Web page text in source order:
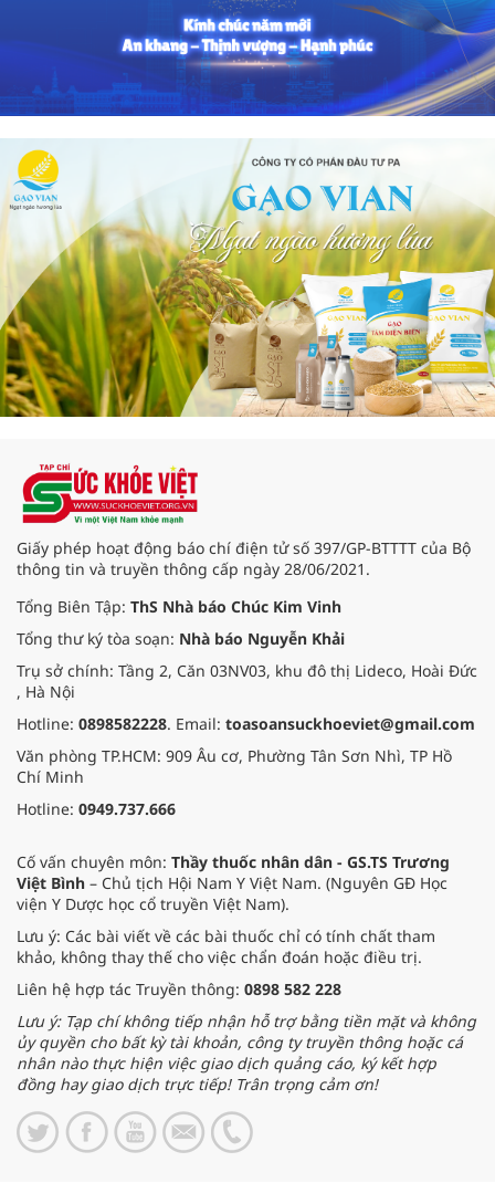
Giấy phép hoạt động báo chí điện tử số 397/GP-BTTTT của Bộ
thông tin và truyền thông cấp ngày 28/06/2021.
Tổng Biên Tập: ThS Nhà báo Chúc Kim Vinh
Tổng thư ký tòa soạn: Nhà báo Nguyễn Khải
Trụ sở chính: Tầng 2, Căn 03NV03, khu đô thị Lideco, Hoài Đức
, Hà Nội
Hotline: 0898582228. Email: toasoansuckhoeviet@gmail.com
Văn phòng TP.HCM: 909 Âu cơ, Phường Tân Sơn Nhì, TP Hồ
Chí Minh
Hotline: 0949.737.666
Cố vấn chuyên môn: Thầy thuốc nhân dân - GS.TS Trương
Việt Bình – Chủ tịch Hội Nam Y Việt Nam. (Nguyên GĐ Học
viện Y Dược học cổ truyền Việt Nam).
Lưu ý: Các bài viết về các bài thuốc chỉ có tính chất tham
khảo, không thay thế cho việc chẩn đoán hoặc điều trị.
Liên hệ hợp tác Truyền thông: 0898 582 228
Lưu ý: Tạp chí không tiếp nhận hỗ trợ bằng tiền mặt và không
ủy quyền cho bất kỳ tài khoản, công ty truyền thông hoặc cá
nhân nào thực hiện việc giao dịch quảng cáo, ký kết hợp
đồng hay giao dịch trực tiếp! Trân trọng cảm ơn!